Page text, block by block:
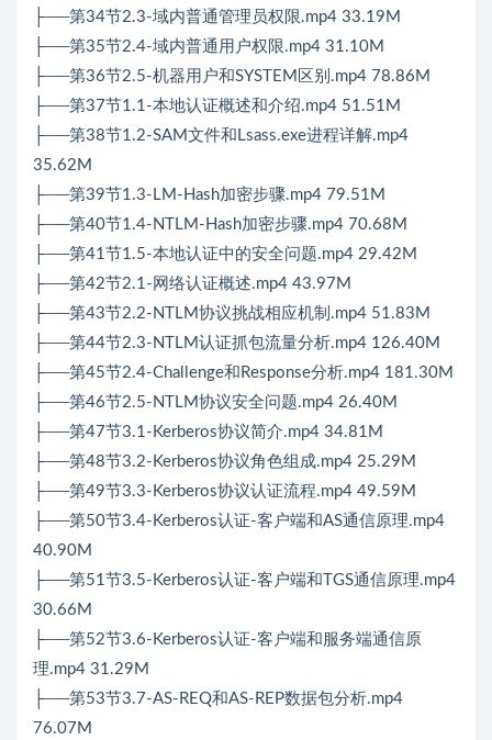
├──第34节2.3-域内普通管理员权限.mp4 33.19M
├──第35节2.4-域内普通用户权限.mp4 31.10M
├──第36节2.5-机器用户和SYSTEM区别.mp4 78.86M
├──第37节1.1-本地认证概述和介绍.mp4 51.51M
├──第38节1.2-SAM文件和Lsass.exe进程详解.mp4
35.62M
├──第39节1.3-LM-Hash加密步骤.mp4 79.51M
├──第40节1.4-NTLM-Hash加密步骤.mp4 70.68M
├──第41节1.5-本地认证中的安全问题.mp4 29.42M
├──第42节2.1-网络认证概述.mp4 43.97M
├──第43节2.2-NTLM协议挑战相应机制.mp4 51.83M
├──第44节2.3-NTLM认证抓包流量分析.mp4 126.40M
├──第45节2.4-Challenge和Response分析.mp4 181.30M
├──第46节2.5-NTLM协议安全问题.mp4 26.40M
├──第47节3.1-Kerberos协议简介.mp4 34.81M
├──第48节3.2-Kerberos协议角色组成.mp4 25.29M
├──第49节3.3-Kerberos协议认证流程.mp4 49.59M
├──第50节3.4-Kerberos认证-客户端和AS通信原理.mp4
40.90M
├──第51节3.5-Kerberos认证-客户端和TGS通信原理.mp4
30.66M
├──第52节3.6-Kerberos认证-客户端和服务端通信原
理.mp4 31.29M
├──第53节3.7-AS-REQ和AS-REP数据包分析.mp4
76.07M